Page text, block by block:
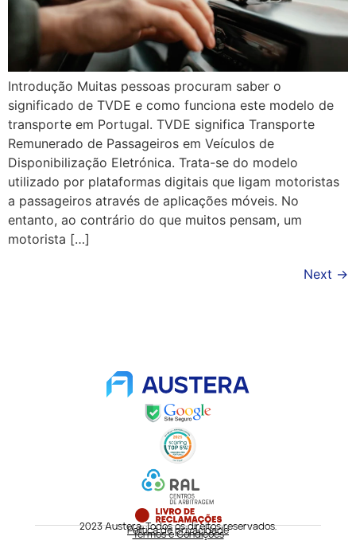
Introdução Muitas pessoas procuram saber o
significado de TVDE e como funciona este modelo de
transporte em Portugal. TVDE significa Transporte
Remunerado de Passageiros em Veículos de
Disponibilização Eletrónica. Trata-se do modelo
utilizado por plataformas digitais que ligam motoristas
a passageiros através de aplicações móveis. No
entanto, ao contrário do que muitos pensam, um
motorista […]
Next →
2023 Austera. Todos os direitos reservados.
Política de privacidade
Termos e Condições